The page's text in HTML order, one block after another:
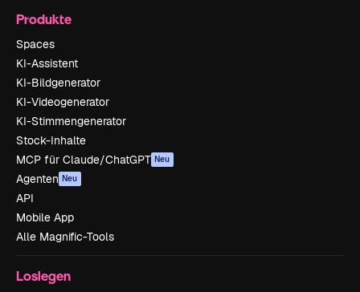
Produkte
Spaces
KI-Assistent
KI-Bildgenerator
KI-Videogenerator
KI-Stimmengenerator
Stock-Inhalte
MCP für Claude/ChatGPT Neu
Agenten Neu
API
Mobile App
Alle Magnific-Tools
Loslegen